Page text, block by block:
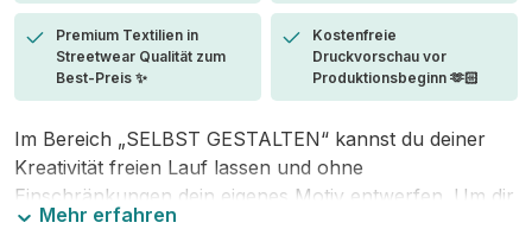
Premium Textilien in
Streetwear Qualität zum
Best-Preis ✨
Kostenfreie
Druckvorschau vor
Produktionsbeginn 🫶🏻
Im Bereich „SELBST GESTALTEN“ kannst du deiner
Kreativität freien Lauf lassen und ohne
Einschränkungen dein eigenes Motiv entwerfen. Um dir
Mehr erfahren